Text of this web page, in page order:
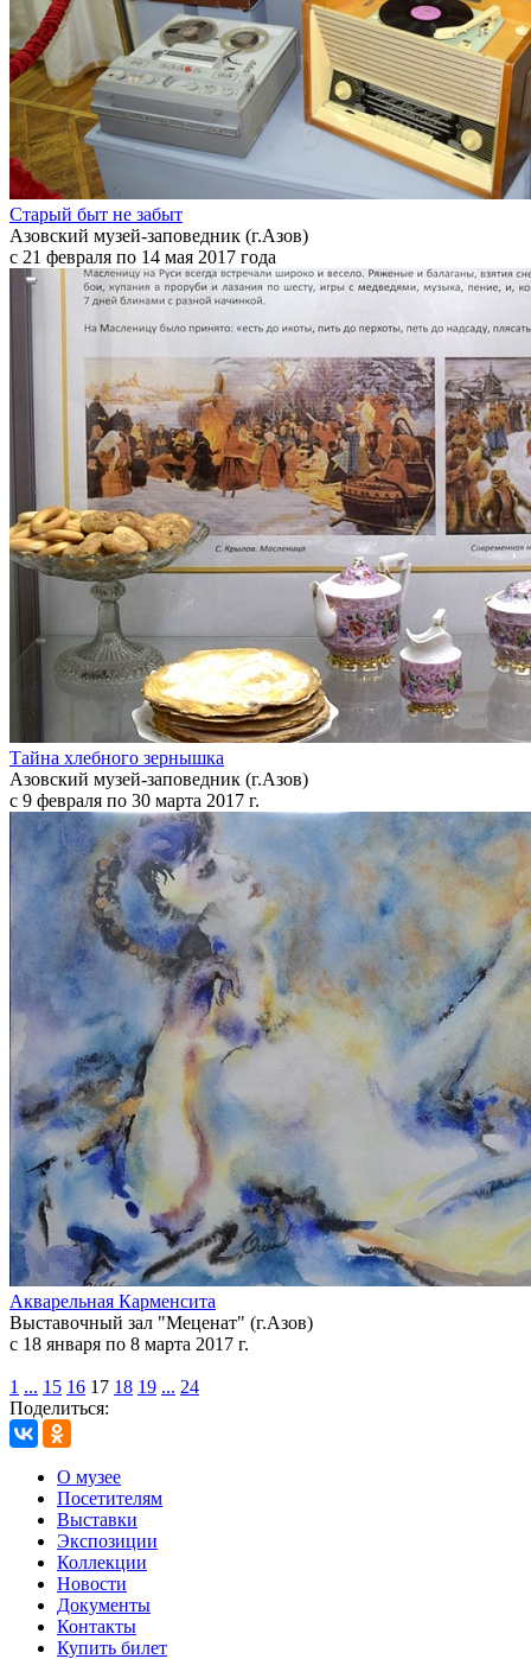
Старый быт не забыт
Азовский музей-заповедник (г.Азов)
с 21 февраля по 14 мая 2017 года
Тайна хлебного зернышка
Азовский музей-заповедник (г.Азов)
с 9 февраля по 30 марта 2017 г.
Акварельная Карменсита
Выставочный зал "Меценат" (г.Азов)
с 18 января по 8 марта 2017 г.
1 ... 15 16 17 18 19 ... 24
Поделиться:
О музее
Посетителям
Выставки
Экспозиции
Коллекции
Новости
Документы
Контакты
Купить билет